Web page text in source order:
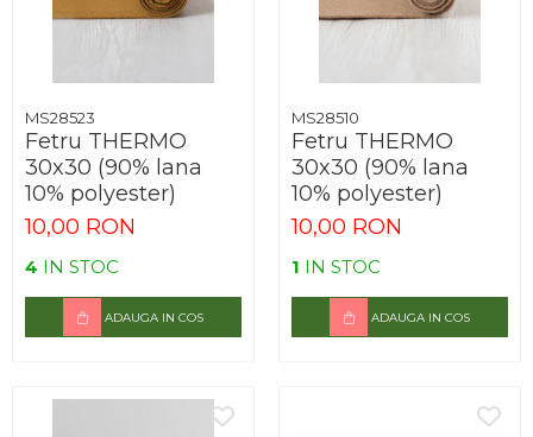
MS28523
Fetru THERMO
30x30 (90% lana
10% polyester)
10,00 RON
4 IN STOC
ADAUGA IN COS
MS28510
Fetru THERMO
30x30 (90% lana
10% polyester)
10,00 RON
1 IN STOC
ADAUGA IN COS